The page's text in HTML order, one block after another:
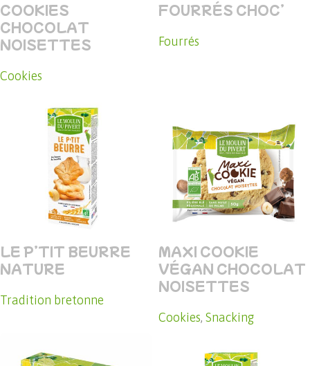
COOKIES
CHOCOLAT
NOISETTES
Cookies
FOURRÉS CHOC’
Fourrés
LE P’TIT BEURRE
NATURE
Tradition bretonne
MAXI COOKIE
VÉGAN CHOCOLAT
NOISETTES
Cookies, Snacking